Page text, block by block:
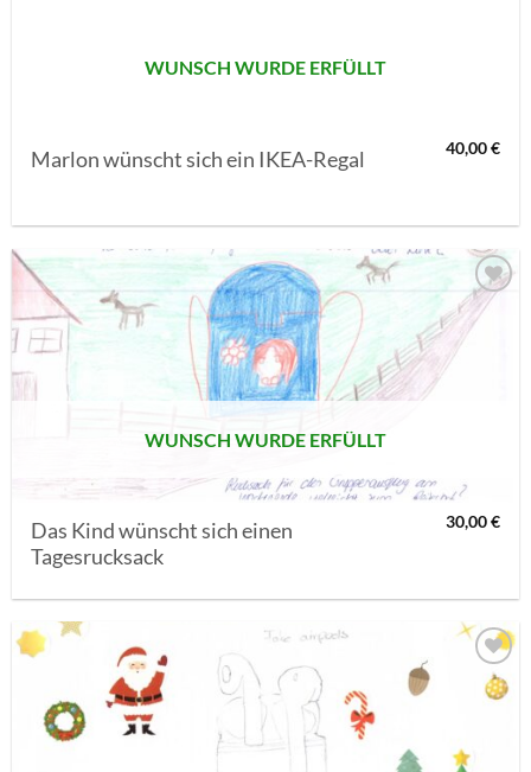
WUNSCH WURDE ERFÜLLT
Marlon wünscht sich ein IKEA-Regal 40,00€
AUF MEINE
MERKLISTE
SETZEN
WUNSCH WURDE ERFÜLLT
Das Kind wünscht sich einen
Tagesrucksack
30,00€
AUF MEINE